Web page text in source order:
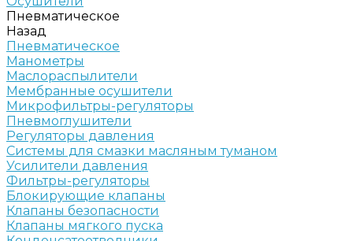
Пневматическое
Назад
Пневматическое
Манометры
Маслораспылители
Мембранные осушители
Микрофильтры-регуляторы
Пневмоглушители
Регуляторы давления
Системы для смазки масляным туманом
Усилители давления
Фильтры-регуляторы
Блокирующие клапаны
Клапаны безопасности
Клапаны мягкого пуска